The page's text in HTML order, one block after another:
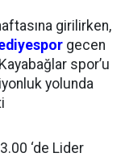
girilirken,
gecen
spor’u
yolunda
‘de Lider